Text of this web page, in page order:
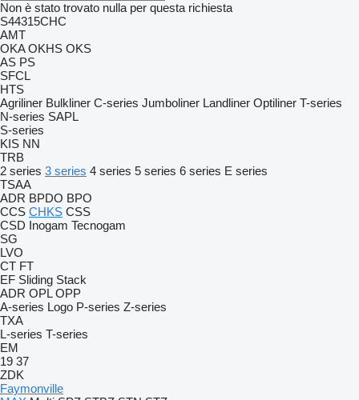
Non è stato trovato nulla per questa richiesta
S44315CHC
AMT
OKA OKHS OKS
AS PS
SFCL
HTS
Agriliner Bulkliner C-series Jumboliner Landliner Optiliner T-series
N-series SAPL
S-series
KIS NN
TRB
2 series 3 series 4 series 5 series 6 series E series
TSAA
ADR BPDO BPO
CCS CHKS CSS
CSD Inogam Tecnogam
SG
LVO
CT FT
EF Sliding Stack
ADR OPL OPP
A-series Logo P-series Z-series
TXA
L-series T-series
EM
19 37
ZDK
Faymonville